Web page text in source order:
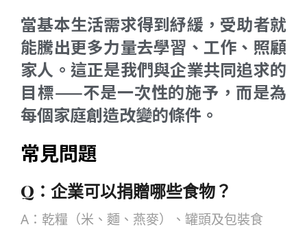
當基本生活需求得到紓緩，受助者就
能騰出更多力量去學習、工作、照顧
家人。這正是我們與企業共同追求的
目標——不是一次性的施予，而是為
每個家庭創造改變的條件。
常見問題
Q： 企業可以捐贈哪些食物？
A：乾糧（米、麵、燕麥）、罐頭及包裝食